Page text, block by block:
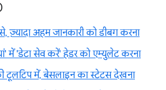
ज़्यादा अहम जानकारी को डीबग करना
में 'डेटा सेव करें' हेडर को एम्युलेट करना
टूलटिप में, बेसलाइन का स्टेटस देखना